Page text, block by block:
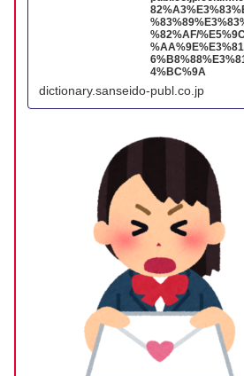
%82%AF/
4%BC%9A
dictionary.sanseido-publ.co.jp